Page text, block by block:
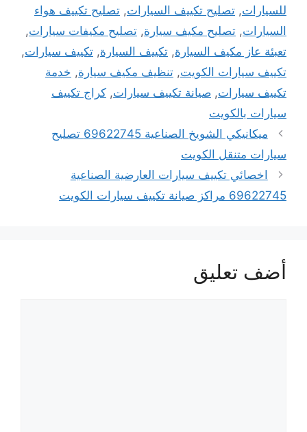
للسيارات, تصليح تكييف السيارات, تصليح تكييف هواء
السيارات, تصليح مكيف سيارة, تصليح مكيفات سيارات,
تعبئة عاز مكيف السيارة, تكييف السيارة, تكييف سيارات,
تكييف سيارات الكويت, تنظيف مكيف سيارة, خدمة
تكييف سيارات, صيانة تكييف سيارات, كراج تكييف
سيارات بالكويت
ميكانيكي الشويخ الصناعية 69622745 تصليح
سيارات متنقل الكويت
اخصائي تكييف سيارات العارضية الصناعية
69622745 مراكز صيانة تكييف سيارات الكويت
أضف تعليق